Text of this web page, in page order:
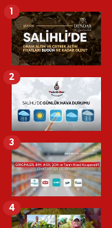
1
2
3
4